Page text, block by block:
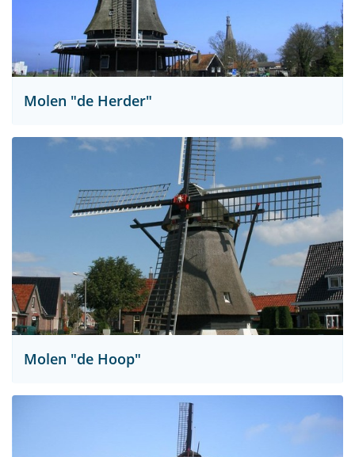
Molen "de Herder"
Molen "de Hoop"